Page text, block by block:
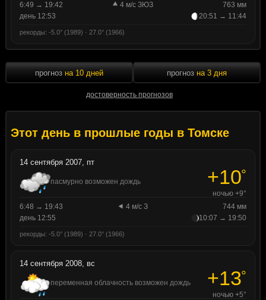
6:49 → 19:42
4 м/с ЗЮЗ
763 мм
день 12:53
20:51 → 11:44
рекорды: -5.0° (1989) · 27.0° (1966)
прогноз на 10 дней
достоверность прогнозов
прогноз на 3 дня
Этот день в прошлые годы в Томске
14 сентября 2007, пт
пасмурно возможен дождь +10°
ночью +9°
6:48 → 19:43
4 м/с З
744 мм
день 12:55
10:07 → 19:50
рекорды: -5.0° (1989) · 27.0° (1966)
14 сентября 2008, вс
переменная облачность возможен дождь +13°
ночью +5°